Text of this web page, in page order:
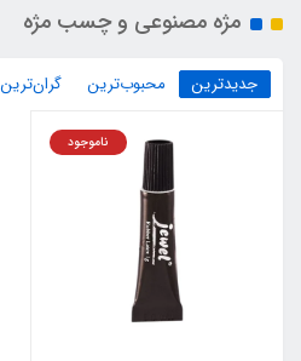
مژه مصنوعی و چسب مژه
جدیدترین محبوب‌ترین گران‌ترین
ناموجود